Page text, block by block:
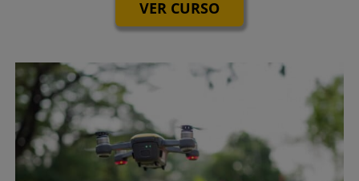
VER CURSO